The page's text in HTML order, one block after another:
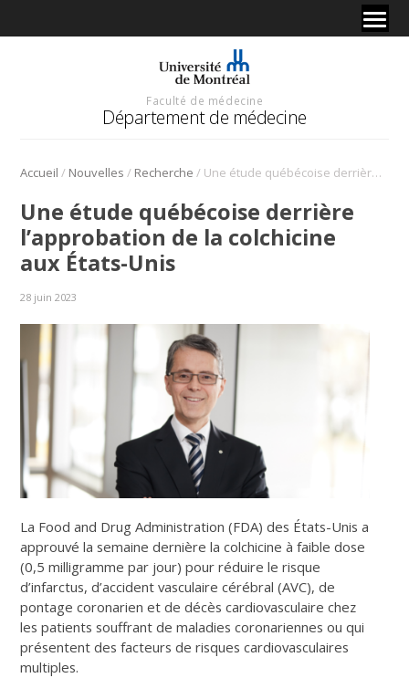
Faculté de médecine
Département de médecine
Accueil / Nouvelles / Recherche / Une étude québécoise derrière l’approbation de la colchicine aux États-Unis
Une étude québécoise derrière
l’approbation de la colchicine
aux États-Unis
28 juin 2023
La Food and Drug Administration (FDA) des États-Unis a
approuvé la semaine dernière la colchicine à faible dose
(0,5 milligramme par jour) pour réduire le risque
d’infarctus, d’accident vasculaire cérébral (AVC), de
pontage coronarien et de décès cardiovasculaire chez
les patients souffrant de maladies coronariennes ou qui
présentent des facteurs de risques cardiovasculaires
multiples.